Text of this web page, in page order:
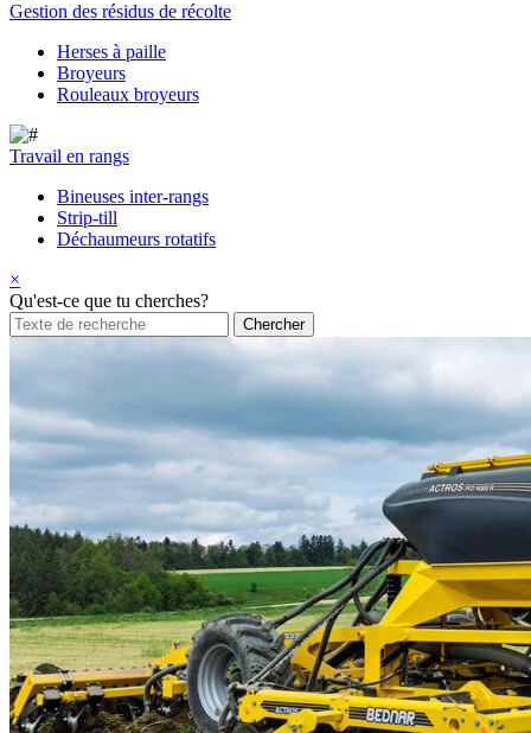
Gestion des résidus de récolte
Herses à paille
Broyeurs
Rouleaux broyeurs
Travail en rangs
Bineuses inter-rangs
Strip-till
Déchaumeurs rotatifs
×
Qu'est-ce que tu cherches?